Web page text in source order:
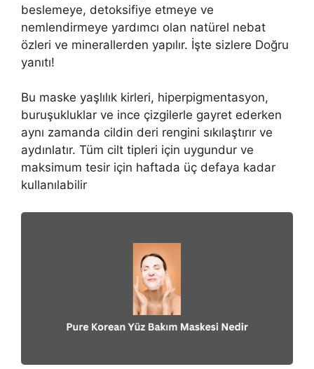
beslemeye, detoksifiye etmeye ve
nemlendirmeye yardımcı olan natürel nebat
özleri ve minerallerden yapılır. İşte sizlere Doğru
yanıtı!
Bu maske yaşlılık kirleri, hiperpigmentasyon,
buruşukluklar ve ince çizgilerle gayret ederken
aynı zamanda cildin deri rengini sıkılaştırır ve
aydınlatır. Tüm cilt tipleri için uygundur ve
maksimum tesir için haftada üç defaya kadar
kullanılabilir